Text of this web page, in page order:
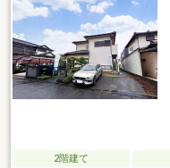
2階建て